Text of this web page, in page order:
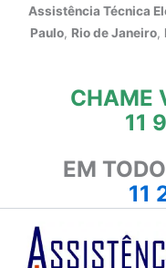
Assistência Técnica
Paulo, Rio de Janeiro,
CHAME
11
EM
11